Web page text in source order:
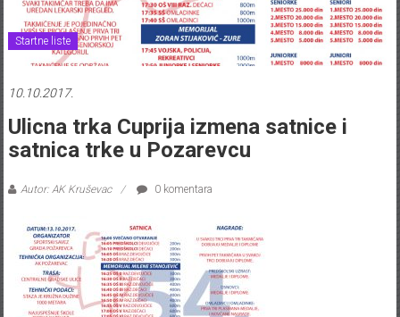
Startne liste
10.10.2017.
Ulicna trka Cuprija izmena satnice i
satnica trke u Pozarevcu
Autor: AK Kruševac 0 komentara